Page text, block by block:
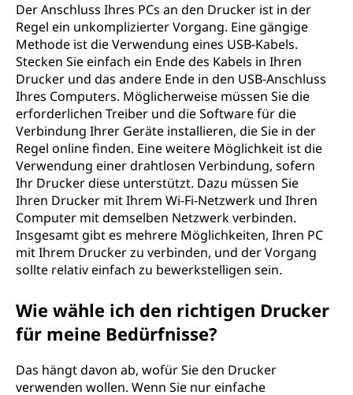
Der Anschluss Ihres PCs an den Drucker ist in der
Regel ein unkomplizierter Vorgang. Eine gängige
Methode ist die Verwendung eines USB-Kabels.
Stecken Sie einfach ein Ende des Kabels in Ihren
Drucker und das andere Ende in den USB-Anschluss
Ihres Computers. Möglicherweise müssen Sie die
erforderlichen Treiber und die Software für die
Verbindung Ihrer Geräte installieren, die Sie in der
Regel online finden. Eine weitere Möglichkeit ist die
Verwendung einer drahtlosen Verbindung, sofern
Ihr Drucker diese unterstützt. Dazu müssen Sie
Ihren Drucker mit Ihrem Wi-Fi-Netzwerk und Ihren
Computer mit demselben Netzwerk verbinden.
Insgesamt gibt es mehrere Möglichkeiten, Ihren PC
mit Ihrem Drucker zu verbinden, und der Vorgang
sollte relativ einfach zu bewerkstelligen sein.
Wie wähle ich den richtigen Drucker
für meine Bedürfnisse?
Das hängt davon ab, wofür Sie den Drucker
verwenden wollen. Wenn Sie nur einfache